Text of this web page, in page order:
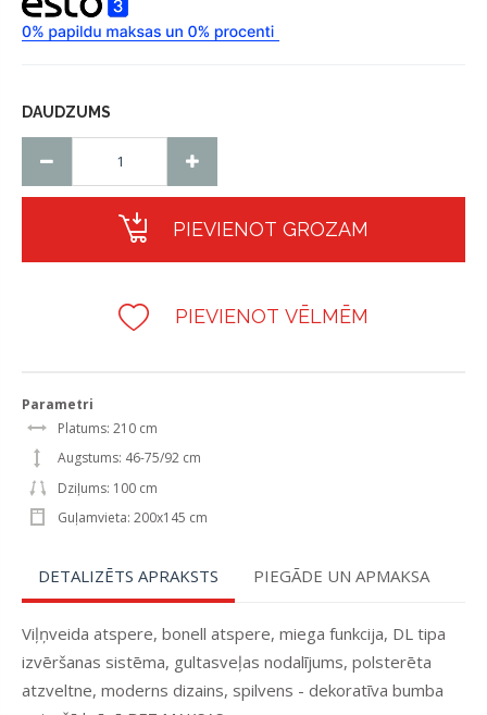
DAUDZUMS
PIEVIENOT GROZAM
PIEVIENOT VĒLMĒM
Parametri
Platums: 210 cm
Augstums: 46-75/92 cm
Dziļums: 100 cm
Guļamvieta: 200x145 cm
DETALIZĒTS APRAKSTS PIEGĀDE UN APMAKSA
Viļņveida atspere, bonell atspere, miega funkcija, DL tipa
izvēršanas sistēma, gultasveļas nodalījums, polsterēta
atzveltne, moderns dizains, spilvens - dekoratīva bumba